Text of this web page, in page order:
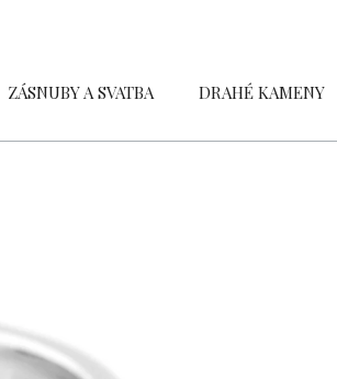
ZÁSNUBY A SVATBA DRAHÉ KAMENY